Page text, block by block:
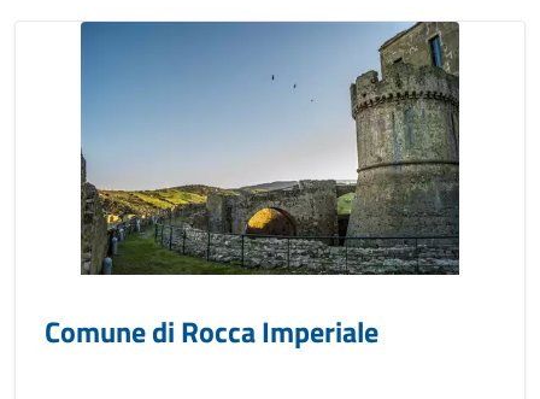
Comune di Rocca Imperiale